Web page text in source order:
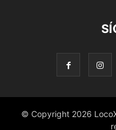
© Copyright 2026